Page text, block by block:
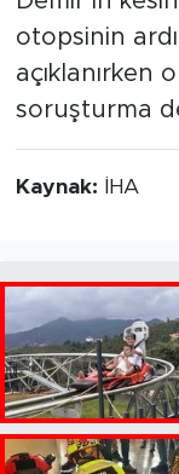
otopsinin
açıklanırken
soruşturma
Kaynak: İHA